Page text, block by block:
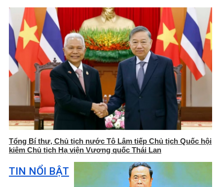
Tổng Bí thư, Chủ tịch nước Tô Lâm tiếp Chủ tịch Quốc hội
kiêm Chủ tịch Hạ viện Vương quốc Thái Lan
TIN NỔI BẬT